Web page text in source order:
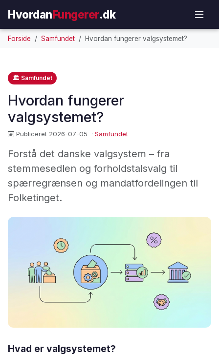
HvordanFungerer.dk
Forside Samfundet Hvordan fungerer valgsystemet?
🏛️ Samfundet
Hvordan fungerer
valgsystemet?
Publiceret 2026-07-05 · Samfundet
Forstå det danske valgsystem – fra
stemmesedlen og forholdstalsvalg til
spærregrænsen og mandatfordelingen til
Folketinget.
Hvad er valgsystemet?